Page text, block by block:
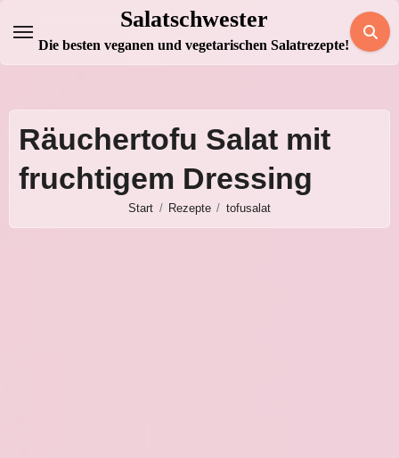
Inhalt
springen
Salatschwester
Die besten veganen und vegetarischen Salatrezepte!
Räuchertofu Salat mit
fruchtigem Dressing
Start Rezepte tofusalat